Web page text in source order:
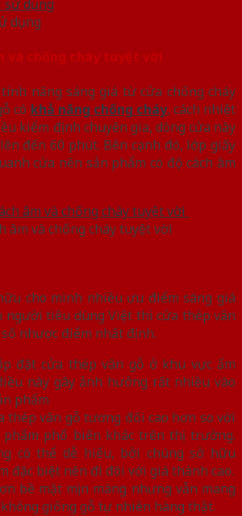
dụng
và chống cháy tuyệt vời
năng sáng giá từ cửa chống cháy
có khả năng chống cháy, cách nhiệt
kiểm định chuyên gia, dòng cửa này
đến 60 phút. Bên cạnh đó, lớp giấy
cửa nên sản phẩm có độ cách âm
âm và chống cháy tuyệt vời
cho mình nhiều ưu điểm sáng giá
tiêu dùng Việt thì cửa thép vân
nhược điểm nhất định.
đặt cửa thép vân gỗ ở khu vực ẩm
này gây ảnh hưởng rất nhiều vào
phẩm
thép vân gỗ tương đối cao hơn so với
phẩm phổ biến khác trên thị trường.
có thể dễ hiểu, bởi chúng sở hữu
đặc biệt nên đi đôi với giá thành cao.
bề mặt mịn màng nhưng vẫn mang
không giống gỗ tự nhiên hàng thật.